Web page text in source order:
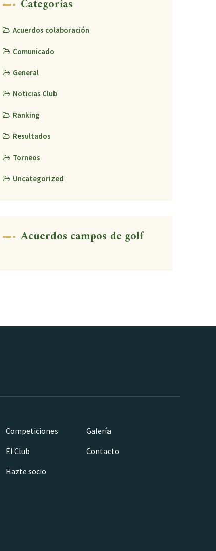
Categorías
Acuerdos colaboración
Comunicado
General
Noticias Club
Ranking
Resultados
Torneos
Uncategorized
Acuerdos campos de golf
Competiciones
Galería
El Club
Contacto
Hazte socio